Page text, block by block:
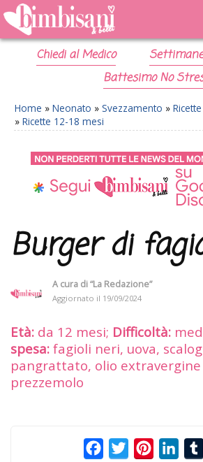
Chiedi al Medico
Battesimo No
Home » Neonato » Svezzamento »
» Ricette 12-18 mesi
Burger di
A cura di“La Redazione”
Aggiornato il 19/09/2024
Età: da 12 mesi; Difficoltà:
spesa: fagioli neri, uova,
pangrattato, olio extravergine
prezzemolo
FacebookTwitterPinterest